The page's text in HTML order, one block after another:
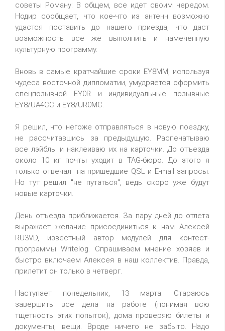
советы Роману: В общем, все идет своим чередом.
Нодир сообщает, что кое-что из антенн возможно
удастся поставить до нашего приезда, что даст
возможность все же выполнить и намеченную
культурную программу.
Вновь в самые кратчайшие сроки EY8MM, используя
чудеса восточной дипломатии, умудряется оформить
спецпозывной EY0R и индивидуальные позывные
EY8/UA4CC и EY8/UR0MC.
Я решил, что негоже отправляться в новую поездку,
не рассчитавшись за предыдущую. Распечатываю
все лэйблы и наклеиваю их на карточки. До отъезда
около 10 кг почты уходит в TAG-бюро. До этого я
только отвечал на пришедшие QSL и E-mail запросы.
Но тут решил "не путаться", ведь скоро уже будут
новые карточки.
День отъезда приближается. За пару дней до отлета
выражает желание присоединиться к нам Алексей
RU3VD, известный автор модулей для контест-
программы Writelog. Спрашиваем мнение хозяев и
быстро включаем Алексея в наш коллектив. Правда,
прилетит он только в четверг.
Наступает понедельник, 13 марта. Стараюсь
завершить все дела на работе (понимая всю
тщетность этих попыток), дома проверяю билеты и
документы, вещи. Вроде ничего не забыто. Надо